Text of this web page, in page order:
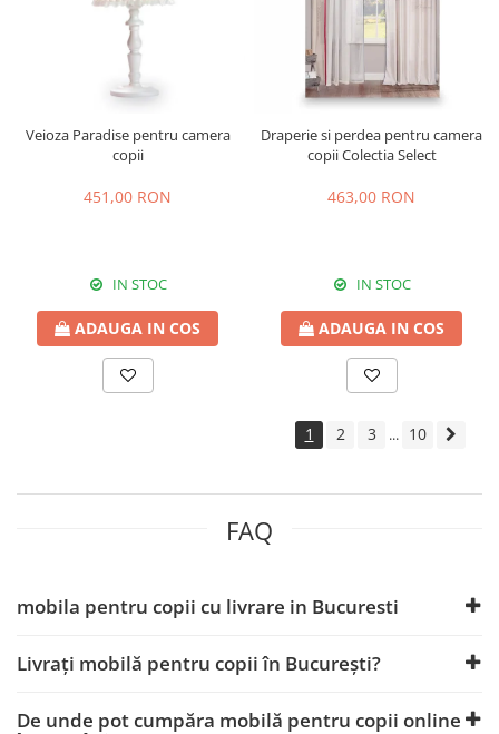
Veioza Paradise pentru camera
copii
451,00 RON
IN STOC
ADAUGA IN COS
Draperie si perdea pentru camera
copii Colectia Select
463,00 RON
IN STOC
ADAUGA IN COS
1 2 3 ... 10
FAQ
mobila pentru copii cu livrare in Bucuresti
Livrați mobilă pentru copii în București?
De unde pot cumpăra mobilă pentru copii online